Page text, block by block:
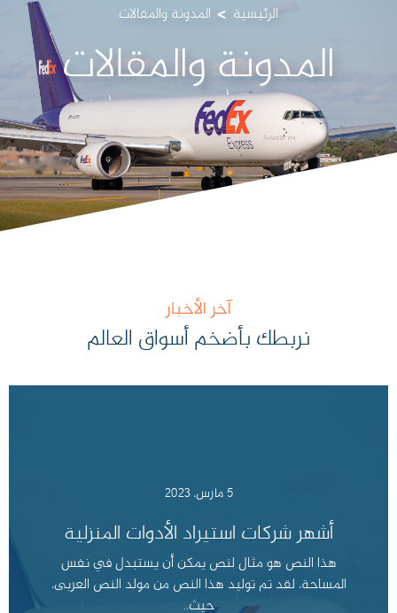
الرئيسية > المدونة والمقالات
المدونة والمقالات
آخر الأخبار
نربطك بأضخم أسواق العالم
5 مارس، 2023
أشهر شركات استيراد الأدوات المنزلية
هذا النص هو مثال لنص يمكن أن يستبدل في نفس
المساحة، لقد تم توليد هذا النص من مولد النص العربى،
حيث..